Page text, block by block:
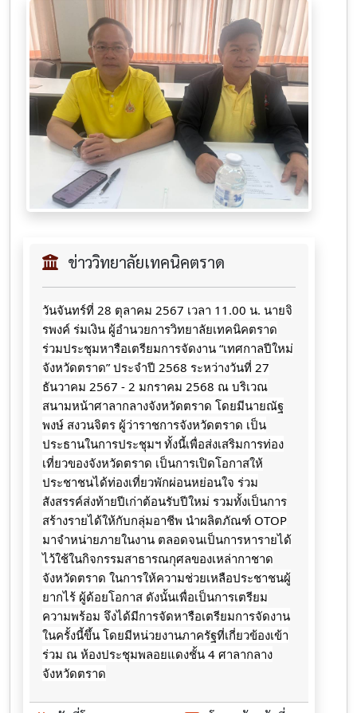
ข่าววิทยาลัยเทคนิคตราด
วันจันทร์ที่ 28 ตุลาคม 2567 เวลา 11.00 น. นายจิ
รพงค์ ร่มเงิน ผู้อำนวยการวิทยาลัยเทคนิคตราด
ร่วมประชุมหารือเตรียมการจัดงาน “เทศกาลปีใหม่
จังหวัดตราด” ประจำปี 2568 ระหว่างวันที่ 27
ธันวาคม 2567 - 2 มกราคม 2568 ณ บริเวณ
สนามหน้าศาลากลางจังหวัดตราด โดยมีนายณัฐ
พงษ์ สงวนจิตร ผู้ว่าราชการจังหวัดตราด เป็น
ประธานในการประชุมฯ ทั้งนี้เพื่อส่งเสริมการท่อง
เที่ยวของจังหวัดตราด เป็นการเปิดโอกาสให้
ประชาชนได้ท่องเที่ยวพักผ่อนหย่อนใจ ร่วม
สังสรรค์ส่งท้ายปีเก่าต้อนรับปีใหม่ รวมทั้งเป็นการ
สร้างรายได้ให้กับกลุ่มอาชีพ นำผลิตภัณฑ์ OTOP
มาจำหน่ายภายในงาน ตลอดจนเป็นการหารายได้
ไว้ใช้ในกิจกรรมสาธารณกุศลของเหล่ากาชาด
จังหวัดตราด ในการให้ความช่วยเหลือประชาชนผู้
ยากไร้ ผู้ด้อยโอกาส ดังนั้นเพื่อเป็นการเตรียม
ความพร้อม จึงได้มีการจัดหารือเตรียมการจัดงาน
ในครั้งนี้ขึ้น โดยมีหน่วยงานภาครัฐที่เกี่ยวข้องเข้า
ร่วม ณ ห้องประชุมพลอยแดงชั้น 4 ศาลากลาง
จังหวัดตราด